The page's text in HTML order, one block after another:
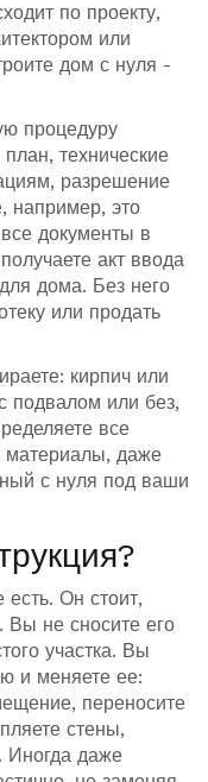
по проекту,
или
дом с нуля -
процедуру
технические
разрешение
например, это
документы в
акт ввода
дома. Без него
или продать
кирпич или
подвалом или без,
все
материалы, даже
с нуля под ваши
есть. Он стоит,
Вы не сносите его
участка. Вы
и меняете ее:
переносите
стены,
Иногда даже